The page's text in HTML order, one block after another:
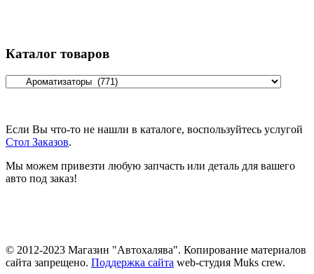
Каталог товаров
Если Вы что-то не нашли в каталоге, воспользуйтесь услугой
Стол Заказов.
Мы можем привезти любую запчасть или деталь для вашего
авто под заказ!
© 2012-2023 Магазин "Автохалява". Копирование материалов
сайта запрещено. Поддержка сайта web-студия Muks crew.